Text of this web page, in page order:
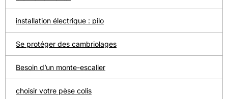
installation électrique : pilo
Se protéger des cambriolages
Besoin d’un monte-escalier
choisir votre pèse colis